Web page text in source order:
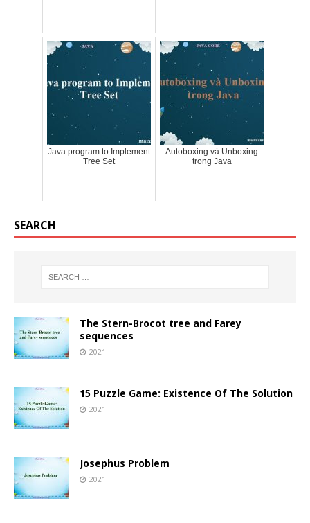
Java program to Implement
Tree Set
Autoboxing và Unboxing
trong Java
SEARCH
The Stern-Brocot tree and Farey
sequences
2021
15 Puzzle Game: Existence Of The Solution
2021
Josephus Problem
2021